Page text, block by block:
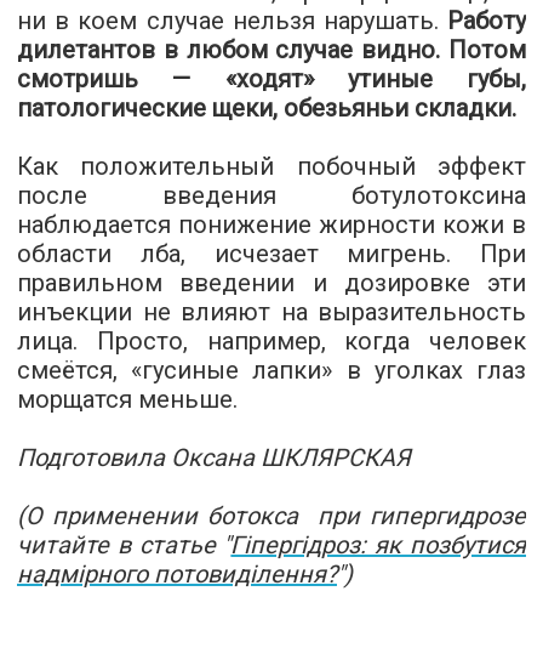
ни в коем случае нельзя нарушать. Работу
дилетантов в любом случае видно. Потом
смотришь — «ходят» утиные губы,
патологические щеки, обезьяньи складки.
Как положительный побочный эффект
после введения ботулотоксина
наблюдается понижение жирности кожи в
области лба, исчезает мигрень. При
правильном введении и дозировке эти
инъекции не влияют на выразительность
лица. Просто, например, когда человек
смеётся, «гусиные лапки» в уголках глаз
морщатся меньше.
Подготовила Оксана ШКЛЯРСКАЯ
(О применении ботокса при гипергидрозе
читайте в статье "Гіпергідроз: як позбутися
надмірного потовиділення?")